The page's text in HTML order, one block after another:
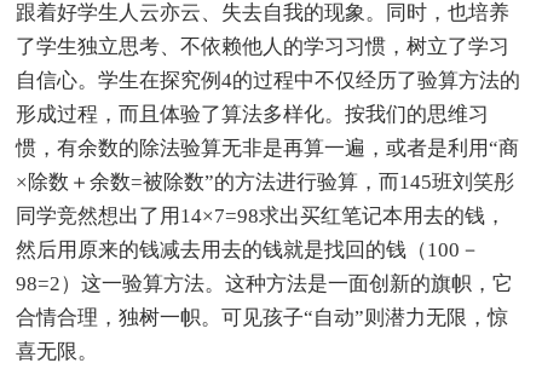
跟着好学生人云亦云、失去自我的现象。同时，也培养
了学生独立思考、不依赖他人的学习习惯，树立了学习
自信心。学生在探究例4的过程中不仅经历了验算方法的
形成过程，而且体验了算法多样化。按我们的思维习
惯，有余数的除法验算无非是再算一遍，或者是利用“商
×除数＋余数=被除数”的方法进行验算，而145班刘笑彤
同学竞然想出了用14×7=98求出买红笔记本用去的钱，
然后用原来的钱减去用去的钱就是找回的钱（100－
98=2）这一验算方法。这种方法是一面创新的旗帜，它
合情合理，独树一帜。可见孩子“自动”则潜力无限，惊
喜无限。